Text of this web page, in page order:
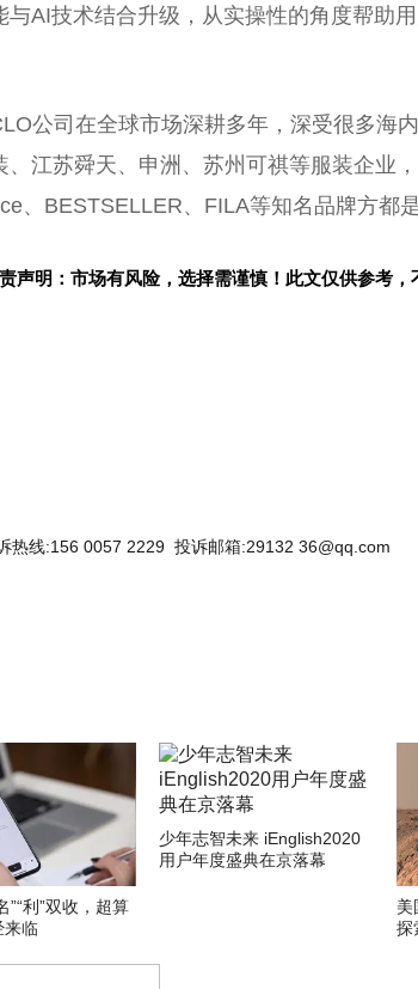
与AI技术结合升级，从实操性的角度帮助用
公司在全球市场深耕多年，深受很多海
、江苏舜天、申洲、苏州可祺等服装企业
、BESTSELLER、FILA等知名品牌方都
声明：市场有风险，选择需谨慎！此文仅供参考，
热线:156 0057 2229 投诉邮箱:29132 36@qq.com
”“利”双收，超算
来临
少年志智未来 iEnglish2020
用户年度盛典在京落幕
美
探